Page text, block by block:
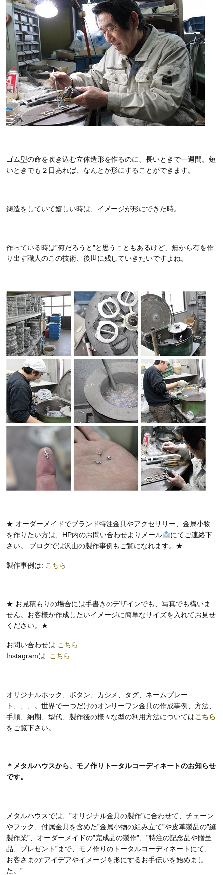
ゴム型の命を吹き込む立体造形を作るのに、長いときで一週間。短
いときでも２日あれば、なんとか形にすることができます。
鋳造をしていて嬉しい時は、イメージが形にできた時。
作っている時は”何だろうと”と思うこともあるけど、無から有を作
り出す職人のこの技術、後世に残していきたいですよね。
★ オーダーメイドでブランド特注金具やアクセサリー、金属小物
を作りたい方は、HP内のお問い合わせよりメール
にてご連絡下
さい。 ブログでは沢山の製作事例もご覧になれます。★
製作事例は: こちら
★ お見積もりの場合には手書きのデザインでも、写真でも構いま
せん。お客様が作成したいイメージに簡単なサイズを入れてお見せ
ください。★
お問い合わせは:こちら
Instagramは: こちら
オリジナルホック、ボタン、カシメ、タグ、ネームプレー
ト、、、。世界で一つだけのオンリーワン金具の作成事例、方法、
手順、納期、型代、製作後の様々な型の利用方法についてはこちら
をご覧下さい。
＊メタルハウスから、モノ作りトータルコーディネートのお知らせ
です。
メタルハウスでは、”オリジナル金具の製作”に合わせて、チェーン
やフック、付属金具を含めた”金属小物の組み立て”や皮革製品の”縫
製作業”、オーダーメイドの”完成品の製作”、”特注の記念品や贈呈
品、プレゼント”まで、モノ作りのトータルコーディネートにて、
お客さまの“アイデアやイメージを形にするお手伝いを始めまし
た。”